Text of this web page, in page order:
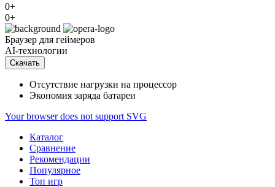
0+
0+
Браузер для геймеров
AI-технологии
Скачать
Отсутствие нагрузки на процессор
Экономия заряда батареи
Your browser does not support SVG
Каталог
Сравнение
Рекомендации
Популярное
Топ игр